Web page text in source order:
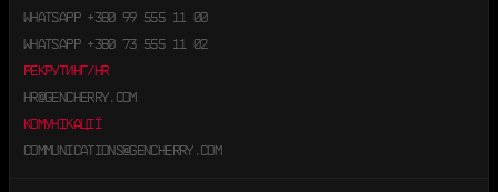
WHATSAPP +380 99 555 11 00
WHATSAPP +380 73 555 11 02
РЕКРУТИНГ/HR
HR@GENCHERRY.COM
КОМУНІКАЦІЇ
COMMUNICATIONS@GENCHERRY.COM